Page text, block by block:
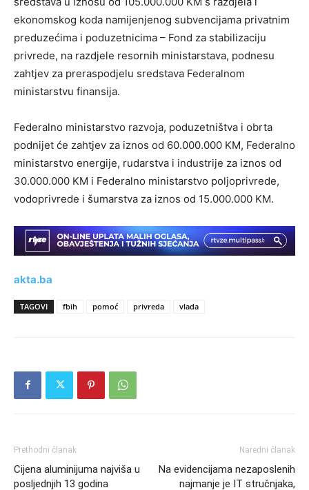
ekonomskog koda namijenjenog subvencijama privatnim
preduzećima i poduzetnicima – Fond za stabilizaciju
privrede, na razdjele resornih ministarstava, podnesu
zahtjev za preraspodjelu sredstava Federalnom
ministarstvu finansija.
Federalno ministarstvo razvoja, poduzetništva i obrta
podnijet će zahtjev za iznos od 60.000.000 KM, Federalno
ministarstvo energije, rudarstva i industrije za iznos od
30.000.000 KM i Federalno ministarstvo poljoprivrede,
vodoprivrede i šumarstva za iznos od 15.000.000 KM.
akta.ba
TAGOVI fbih pomoć privreda vlada
Prethodni članak
Cijena aluminijuma najviša u
posljednjih 13 godina
Naredni članak
Na evidencijama nezaposlenih
najmanje je IT stručnjaka,